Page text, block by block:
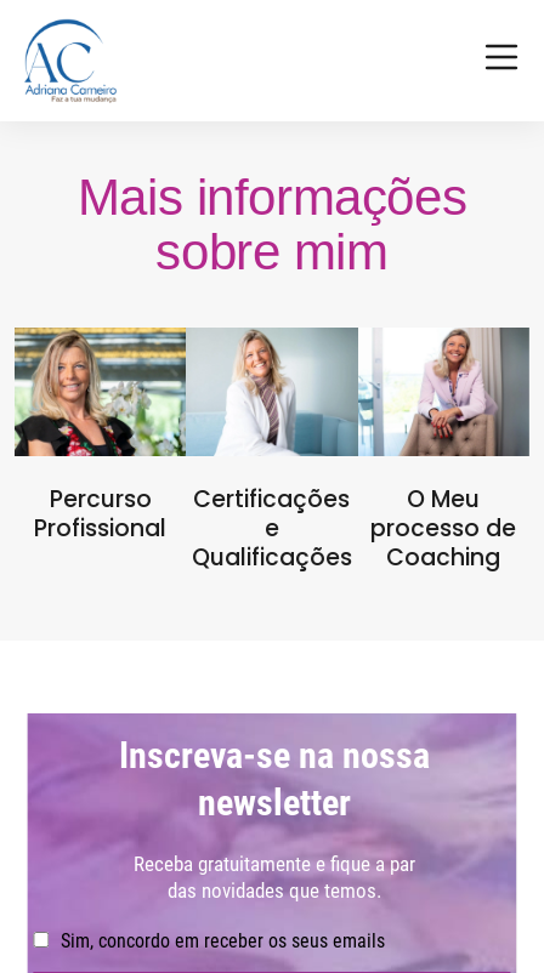
Mais informações
sobre mim
Percurso
Profissional
Certificações
e
Qualificações
O Meu
processo de
Coaching